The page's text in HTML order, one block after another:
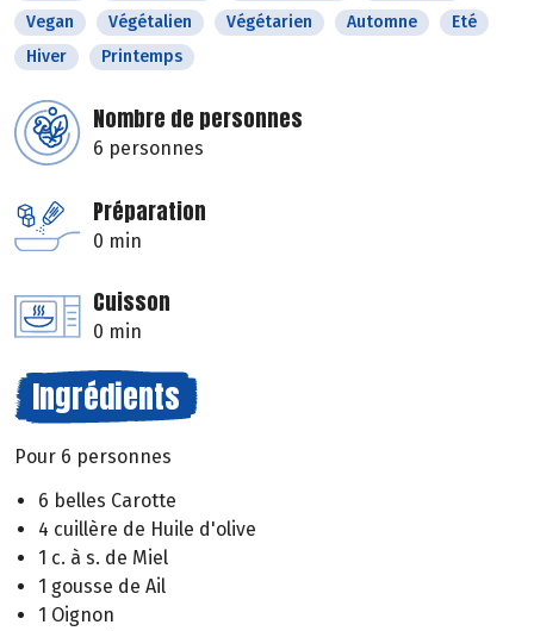
Vegan
Végétalien Végétarien Automne
Eté
Hiver
Printemps
Nombre de personnes
6 personnes
Préparation
0 min
Cuisson
0 min
Ingrédients
Pour 6 personnes
6 belles Carotte
4 cuillère de Huile d'olive
1 c. à s. de Miel
1 gousse de Ail
1 Oignon